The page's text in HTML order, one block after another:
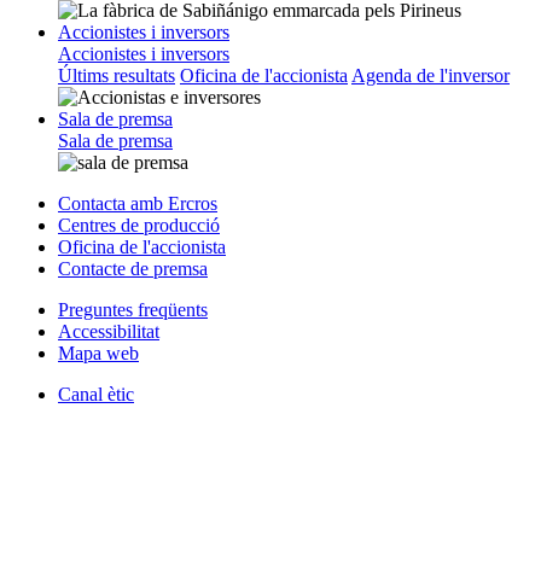
Accionistes i inversors
Accionistes i inversors
Últims resultats Oficina de l'accionista Agenda de l'inversor
Sala de premsa
Sala de premsa
Contacta amb Ercros
Centres de producció
Oficina de l'accionista
Contacte de premsa
Preguntes freqüents
Accessibilitat
Mapa web
Canal ètic